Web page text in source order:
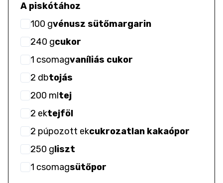
A piskótához
100 gvénusz sütőmargarin
240 gcukor
1 csomagvaníliás cukor
2 dbtojás
200 mltej
2 ektejföl
2 púpozott ekcukrozatlan kakaópor
250 gliszt
1 csomagsütőpor